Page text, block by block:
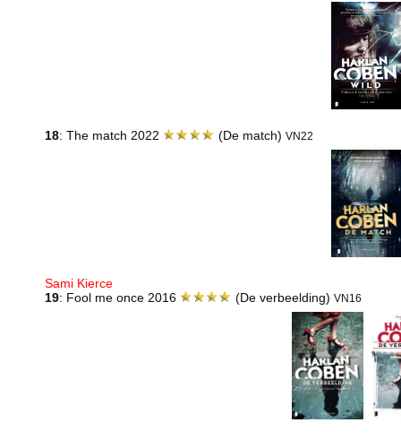
18: The match 2022 (De match) VN22
Sami Kierce
19: Fool me once 2016 (De verbeelding) VN16